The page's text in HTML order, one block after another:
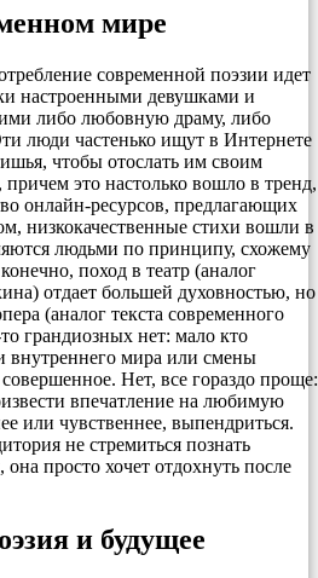
мире
современной поэзии идет
настроенными девушками и
либо любовную драму, либо
люди частенько ищут в Интернете
чтобы отослать им своим
это настолько вошло в тренд,
онлайн-ресурсов, предлагающих
низкокачественные стихи вошли в
людьми по принципу, схожему
поход в театр (аналог
отдает большей духовностью, но
(аналог текста современного
грандиозных нет: мало кто
внутреннего мира или смены
Нет, все гораздо проще:
впечатление на любимую
или чувственнее, выпендриться.
не стремиться познать
просто хочет отдохнуть после
и будущее